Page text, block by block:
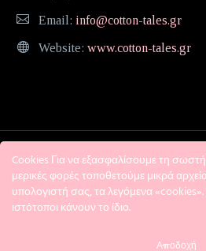
Email: info@cotton-tales.gr
Website: www.cotton-tales.gr
Cookies Για να εξασφαλίσουμε τη
μερικές φορές τοποθετούμε μικρά
υπολογιστή σας, τα λεγόμενα «cookies».
ιστότοποι κάνουν το ίδιο.
Αποδοχή